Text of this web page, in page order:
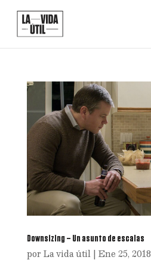
Downsizing – Un asunto de escalas
por La vida útil| Ene 25, 2018